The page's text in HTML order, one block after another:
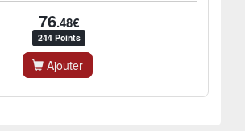
76.48€
244 Points
Ajouter